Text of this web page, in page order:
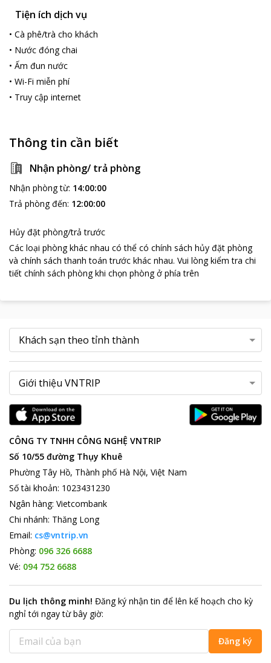
Tiện ích dịch vụ
• Cà phê/trà cho khách
• Nước đóng chai
• Ấm đun nước
• Wi-Fi miễn phí
• Truy cập internet
Thông tin cần biết
Nhận phòng/ trả phòng
Nhận phòng từ: 14:00:00
Trả phòng đến: 12:00:00
Hủy đặt phòng/trả trước
Các loại phòng khác nhau có thể có chính sách hủy đặt phòng
và chính sách thanh toán trước khác nhau. Vui lòng kiểm tra chi
tiết chính sách phòng khi chọn phòng ở phía trên
CÔNG TY TNHH CÔNG NGHỆ VNTRIP
Số 10/55 đường Thụy Khuê
Phường Tây Hồ, Thành phố Hà Nội, Việt Nam
Số tài khoản: 1023431230
Ngân hàng: Vietcombank
Chi nhánh: Thăng Long
Email: cs@vntrip.vn
Phòng: 096 326 6688
Vé: 094 752 6688
Du lịch thông minh! Đăng ký nhận tin để lên kế hoạch cho kỳ
nghỉ tới ngay từ bây giờ:
Đăng ký